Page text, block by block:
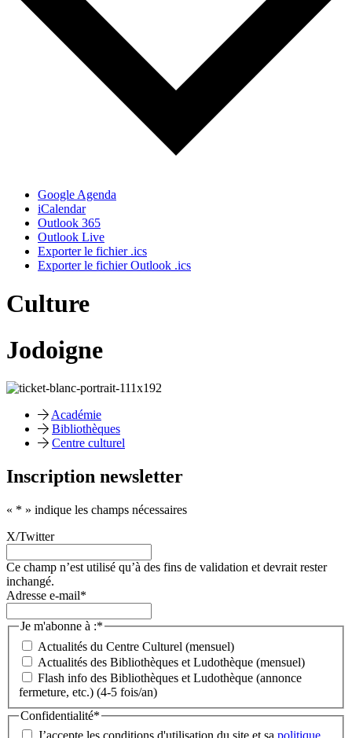
Google Agenda
iCalendar
Outlook 365
Outlook Live
Exporter le fichier .ics
Exporter le fichier Outlook .ics
Culture
Jodoigne
Académie
Bibliothèques
Centre culturel
Inscription newsletter
« * » indique les champs nécessaires
X/Twitter
Ce champ n’est utilisé qu’à des fins de validation et devrait rester
inchangé.
Adresse e-mail*
Je m'abonne à :*
Actualités du Centre Culturel (mensuel)
Actualités des Bibliothèques et Ludothèque (mensuel)
Flash info des Bibliothèques et Ludothèque (annonce
fermeture, etc.) (4-5 fois/an)
Confidentialité*